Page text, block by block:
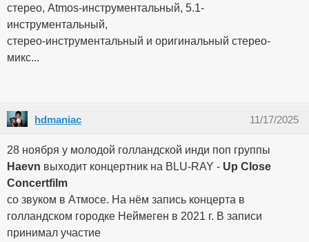
стерео, Atmos-инструментальный, 5.1-
инструментальный,
стерео-инструментальный и оригинальный стерео-
микс...
11/17/2025
hdmaniac
28 ноября у молодой голландской инди поп группы
Haevn выходит концертник на BLU-RAY - Up Close
Concertfilm
со звуком в Атмосе. На нём запись концерта в
голландском городке Неймеген в 2021 г. В записи
принимал участие